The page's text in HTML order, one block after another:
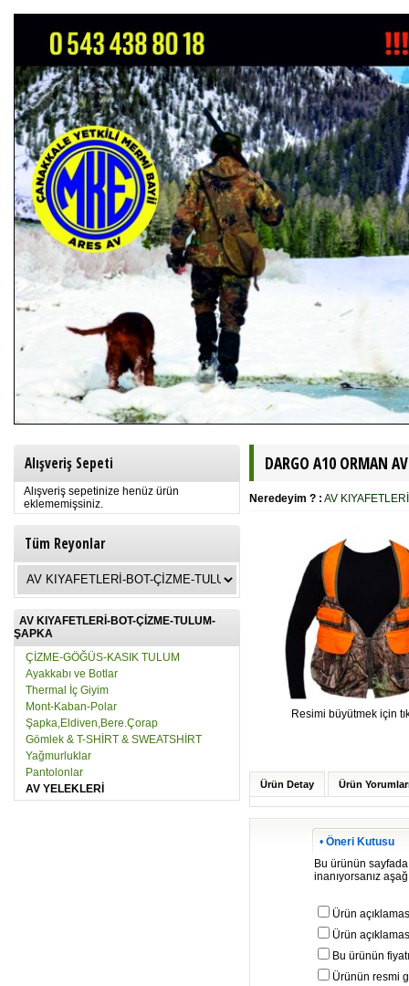
Alışveriş Sepeti
Alışveriş sepetinize henüz ürün
eklememişsiniz.
Tüm Reyonlar
AV KIYAFETLERİ-BOT-ÇİZME-TULUM-
ŞAPKA
ÇİZME-GÖĞÜS-KASIK TULUM
Ayakkabı ve Botlar
Thermal İç Giyim
Mont-Kaban-Polar
Şapka,Eldiven,Bere.Çorap
Gömlek & T-SHİRT & SWEATSHİRT
Yağmurluklar
Pantolonlar
AV YELEKLERİ
DARGO A10 ORMAN
Neredeyim ? : AV
Resimi büyütmek için
Ürün Detay Ürün
• Öneri Kutusu
Bu ürünün
inanıyorsanız
Ürün
Ürün
Bu ürünün
Ürünün resmi